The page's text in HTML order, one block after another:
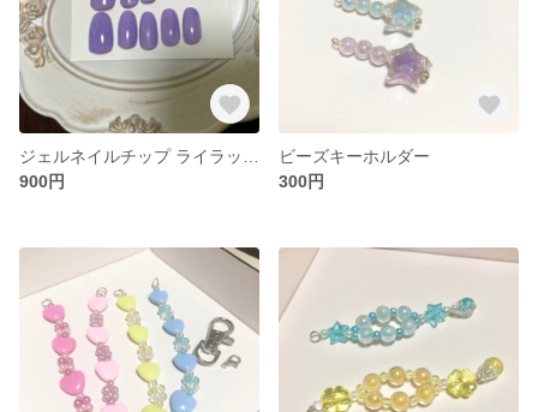
900円
ビーズキーホルダー
300円